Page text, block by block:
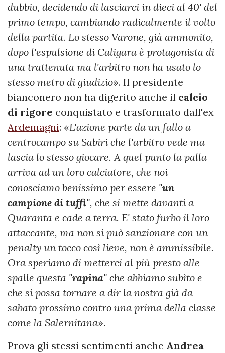
dubbio, decidendo di lasciarci in dieci al 40' del
primo tempo, cambiando radicalmente il volto
della partita. Lo stesso Varone, già ammonito,
dopo l'espulsione di Caligara è protagonista di
una trattenuta ma l'arbitro non ha usato lo
stesso metro di giudizio». Il presidente
bianconero non ha digerito anche il calcio
di rigore conquistato e trasformato dall'ex
Ardemagni: «L'azione parte da un fallo a
centrocampo su Sabiri che l'arbitro vede ma
lascia lo stesso giocare. A quel punto la palla
arriva ad un loro calciatore, che noi
conosciamo benissimo per essere "un
campione di tuffi", che si mette davanti a
Quaranta e cade a terra. E' stato furbo il loro
attaccante, ma non si può sanzionare con un
penalty un tocco così lieve, non è ammissibile.
Ora speriamo di metterci al più presto alle
spalle questa "rapina" che abbiamo subìto e
che si possa tornare a dir la nostra già da
sabato prossimo contro una prima della classe
come la Salernitana».
Prova gli stessi sentimenti anche Andrea